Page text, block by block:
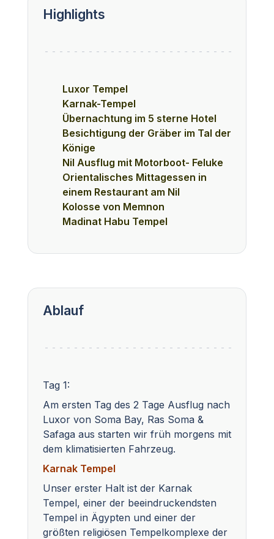
Highlights
Luxor Tempel
Karnak-Tempel
Übernachtung im 5 sterne Hotel
Besichtigung der Gräber im Tal der
Könige
Nil Ausflug mit Motorboot- Feluke
Orientalisches Mittagessen in
einem Restaurant am Nil
Kolosse von Memnon
Madinat Habu Tempel
Ablauf
Tag 1:
Am ersten Tag des 2 Tage Ausflug nach
Luxor von Soma Bay, Ras Soma &
Safaga aus starten wir früh morgens mit
dem klimatisierten Fahrzeug.
Karnak Tempel
Unser erster Halt ist der Karnak
Tempel, einer der beeindruckendsten
Tempel in Ägypten und einer der
größten religiösen Tempelkomplexe der